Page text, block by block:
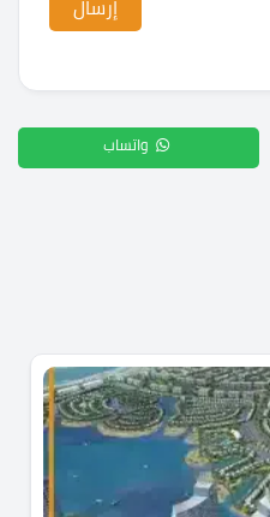
واتساب